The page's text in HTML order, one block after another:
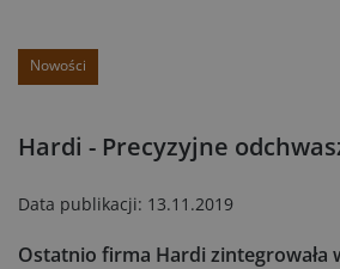
Nowości
Hardi - Precyzyjne
Data publikacji: 13.11.2019
Ostatnio firma Hardi zintegrowała